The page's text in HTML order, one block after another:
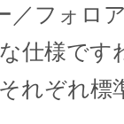
／フォロ
仕様です
れぞれ標